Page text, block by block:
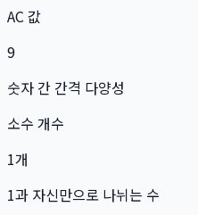
AC 값
9
숫자 간 간격 다양성
소수 개수
1개
1과 자신만으로 나뉘는 수